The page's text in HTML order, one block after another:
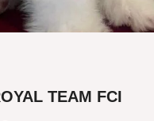
TEAM FCI